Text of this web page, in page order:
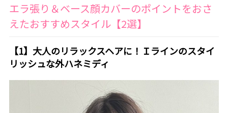
エラ張り＆ベース顔カバーのポイントをおさ
えたおすすめスタイル【2選】
【1】大人のリラックスヘアに！Ｉラインのスタイ
リッシュな外ハネミディ